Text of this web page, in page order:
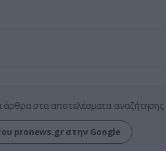
στα αποτελέσματα αναζήτησης
pronews.gr στην Google